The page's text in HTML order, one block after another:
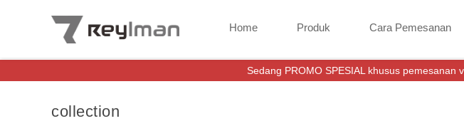
Home Produk Cara Pemesanan
Sedang PROMO SPESIAL khusus pemesanan via website
Skip to content
collection